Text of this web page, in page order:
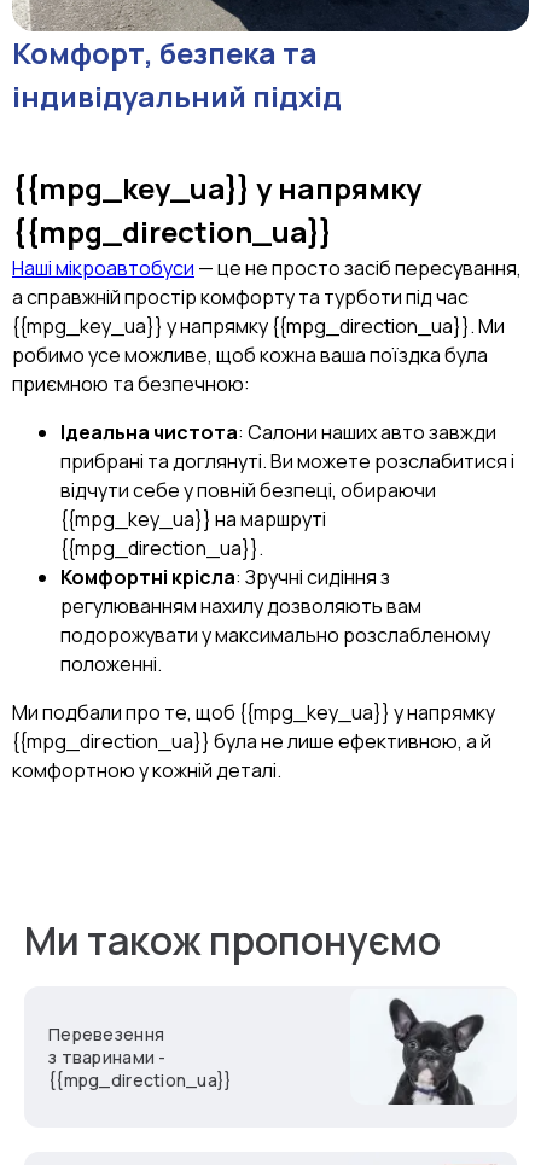
Комфорт, безпека та
індивідуальний підхід
{{mpg_key_ua}} у напрямку
{{mpg_direction_ua}}
Наші мікроавтобуси — це не просто засіб пересування,
а справжній простір комфорту та турботи під час
{{mpg_key_ua}} у напрямку {{mpg_direction_ua}}. Ми
робимо усе можливе, щоб кожна ваша поїздка була
приємною та безпечною:
Ідеальна чистота: Салони наших авто завжди
прибрані та доглянуті. Ви можете розслабитися і
відчути себе у повній безпеці, обираючи
{{mpg_key_ua}} на маршруті
{{mpg_direction_ua}}.
Комфортні крісла: Зручні сидіння з
регулюванням нахилу дозволяють вам
подорожувати у максимально розслабленому
положенні.
Ми подбали про те, щоб {{mpg_key_ua}} у напрямку
{{mpg_direction_ua}} була не лише ефективною, а й
комфортною у кожній деталі.
Ми також пропонуємо
Перевезення
з тваринами -
{{mpg_direction_ua}}